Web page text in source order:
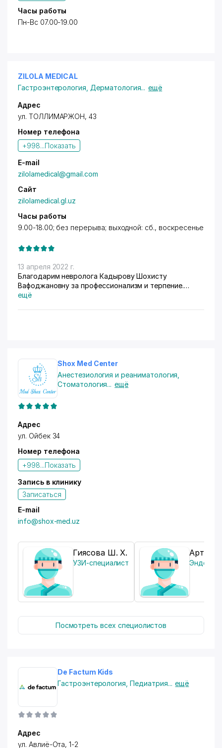
Часы работы
Пн-Вс 07.00-19.00
ZILOLA MEDICAL
Гастроэнтерология Дерматология... ещё
Адрес
ул. ТОЛЛИМАРЖОН, 43
Номер телефона
+998...Показать
E-mail
zilolamedical@gmail.com
Сайт
zilolamedical.gl.uz
Часы работы
9.00-18.00; без перерыва; выходной: сб., воскресенье
13 апреля 2022 г.
Благодарим невролога Кадырову Шохисту
Вафоджановну за профессионализм и терпение.
Также большое спасибо Зилоле Музафаровне и
ещё
Shox Med Center
Анестезиология и реаниматология
Стоматология... ещё
Адрес
ул. Ойбек 34
Номер телефона
+998...Показать
Запись в клинику
Записаться
E-mail
info@shox-med.uz
Гиясова Ш. Х.
УЗИ-специалист
Посмотреть всех специолистов
De Factum Kids
Гастроэнтерология ,Педиатрия... ещё
Адрес
ул. Авлиё-Ота, 1-2